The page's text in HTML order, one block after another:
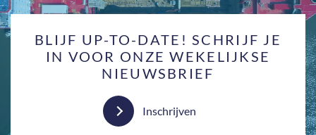
BLIJF UP-TO-DATE! SCHRIJF JE
IN VOOR ONZE WEKELIJKSE
NIEUWSBRIEF
Inschrijven